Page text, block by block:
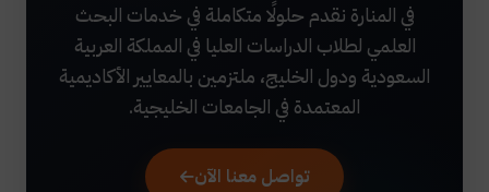
في المنارة نقدم حلولًا متكاملة في خدمات البحث
العلمي لطلاب الدراسات العليا في المملكة العربية
السعودية ودول الخليج، ملتزمين بالمعايير الأكاديمية
المعتمدة في الجامعات الخليجية.
تواصل معنا الآن